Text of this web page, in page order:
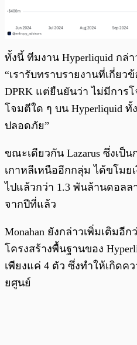
ทั้งนี้ ทีมงาน Hyperliquid กล่
“เรารับทราบรายงานที่เกี่ย
DPRK แต่ยืนยันว่า ไม่มีการ
โจมตีใด ๆ บน Hyperliquid
ปลอดภัย”
ขณะเดียวกัน Lazarus ซึ่งเป็
เกาหลีเหนืออีกกลุ่ม ได้ขโม
ไปแล้วกว่า 1.3 พันล้านดอลล
จากปีที่แล้ว
Monahan ยังกล่าวเพิ่มเติมอี
โครงสร้างพื้นฐานของ
เพียงแค่ 4 ตัว ซึ่งทำให้เกิดค
ยศูนย์